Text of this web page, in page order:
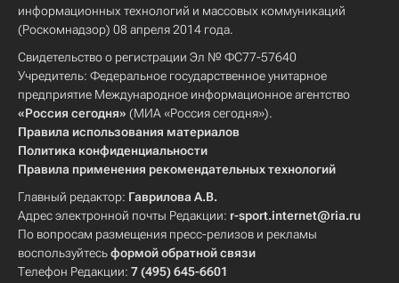
информационных технологий и массовых коммуникаций
(Роскомнадзор) 08 апреля 2014 года.
Свидетельство о регистрации Эл № ФС77-57640
Учредитель: Федеральное государственное унитарное
предприятие Международное информационное агентство
«Россия сегодня» (МИА «Россия сегодня»).
Правила использования материалов
Политика конфиденциальности
Правила применения рекомендательных технологий
Главный редактор: Гаврилова А.В.
Адрес электронной почты Редакции: r-sport.internet@ria.ru
По вопросам размещения пресс-релизов и рекламы
воспользуйтесьформой обратной связи
Телефон Редакции: 7 (495) 645-6601